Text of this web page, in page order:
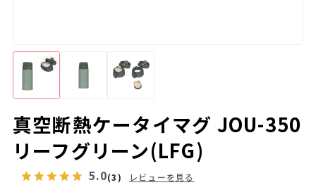
真空断熱ケータイマグ JOU-350
リーフグリーン(LFG)
5.0(3) レビューを見る